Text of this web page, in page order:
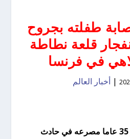
طفلته بجروح
قلعة نطاطة
في فرنسا
|أخبار العالم
لقي رجل يبلغ من العمر 35 عاما مصرعه في حادث